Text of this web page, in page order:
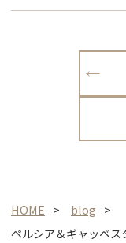
HOME
blog
ペルシア＆ギャッベ